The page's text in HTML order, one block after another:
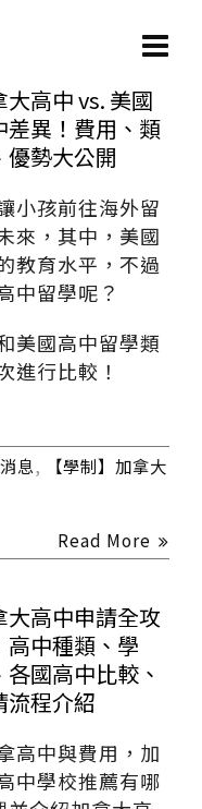
大高中 vs. 美國
差異！費用、類
優勢大公開
小孩前往海外留
來，其中，美國
教育水平，不過
中留學呢？
美國高中留學類
進行比較！
息,
【學制】加拿大
Read More
大高中申請全攻
高中種類、學
各國高中比較、
流程介紹
高中與費用，加
中學校推薦有哪